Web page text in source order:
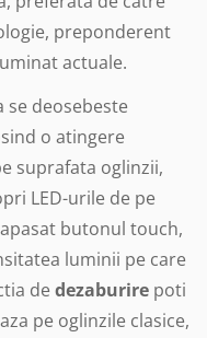
preponderent
actuale.
se deosebeste
o atingere
suprafata oglinzii,
LED-urile de pe
butonul touch,
luminii pe care
dedezaburire poti
pe oglinzile clasice,